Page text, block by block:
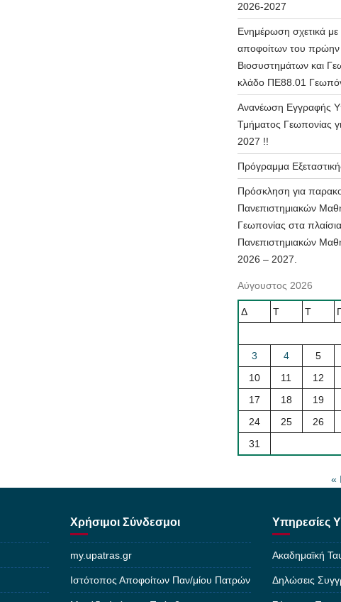
2026-2027
Ενημέρωση σχετικά με
αποφοίτων του πρώην
Βιοσυστημάτων και
κλάδο ΠΕ88.01
Ανανέωση Εγγραφής
Τμήματος Γεωπονίας
2027 !!
Πρόγραμμα
Πρόσκληση για
Πανεπιστημιακών
Γεωπονίας στα
Πανεπιστημιακών
2026 – 2027.
Αύγουστος 2026
Δ Τ Τ
3
4 5
10
11 12
17
18 19
24
25 26
31
«
Χρήσιμοι Σύνδεσμοι
my.upatras.gr
Ιστότοπος Αποφοίτων Παν/μίου Πατρών
Υπηρεσίες
Ακαδημαϊκή
Δηλώσεις